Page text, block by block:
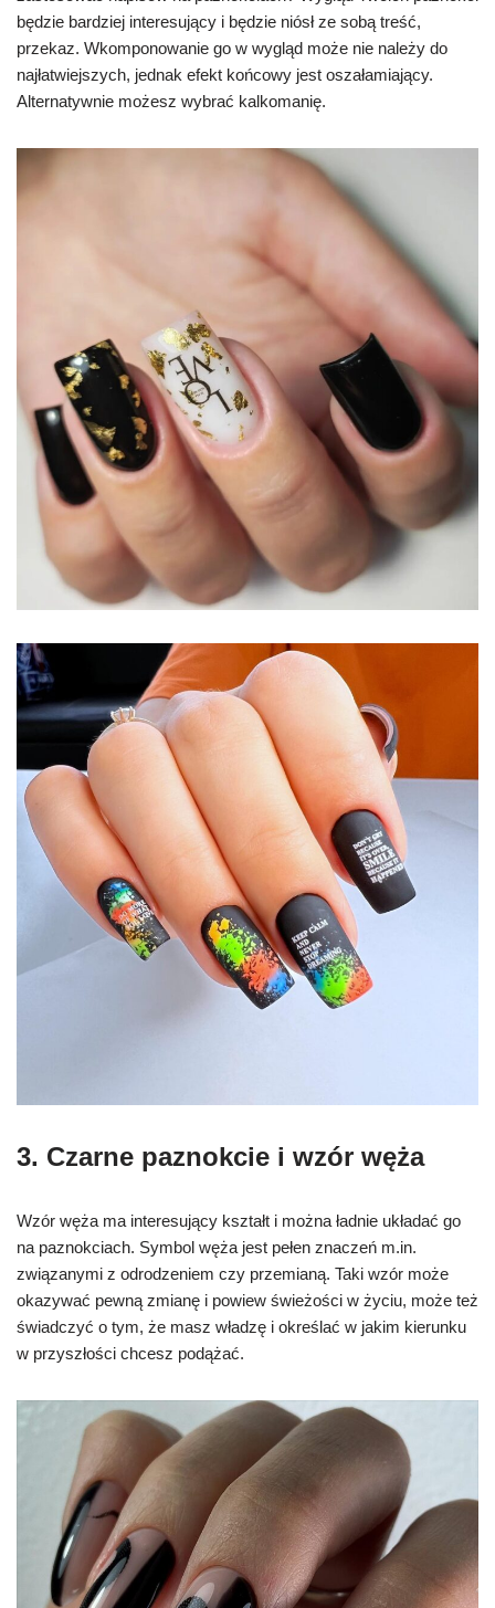
będzie bardziej interesujący i będzie niósł ze sobą treść,
przekaz. Wkomponowanie go w wygląd może nie należy do
najłatwiejszych, jednak efekt końcowy jest oszałamiający.
Alternatywnie możesz wybrać kalkomanię.
3. Czarne paznokcie i wzór węża
Wzór węża ma interesujący kształt i można ładnie układać go
na paznokciach. Symbol węża jest pełen znaczeń m.in.
związanymi z odrodzeniem czy przemianą. Taki wzór może
okazywać pewną zmianę i powiew świeżości w życiu, może też
świadczyć o tym, że masz władzę i określać w jakim kierunku
w przyszłości chcesz podążać.